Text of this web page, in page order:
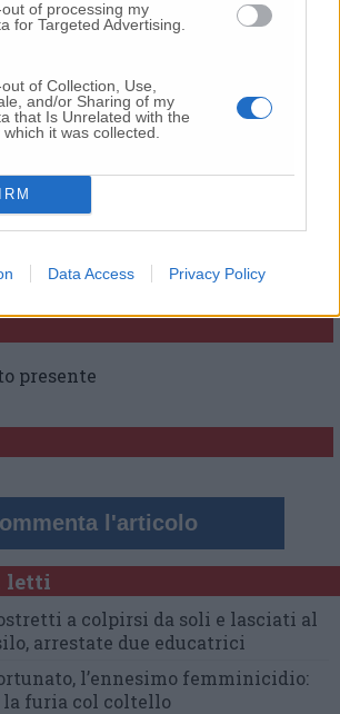
of processing my
for Targeted Advertising.
of Collection, Use,
and/or Sharing of my
that Is Unrelated with the
it was collected.
Data Access Privacy Policy
Vai alla home
presente
l'articolo
letti
a colpirsi da soli e lasciati al
arrestate due educatrici
l’ennesimo femminicidio:
furia col coltello